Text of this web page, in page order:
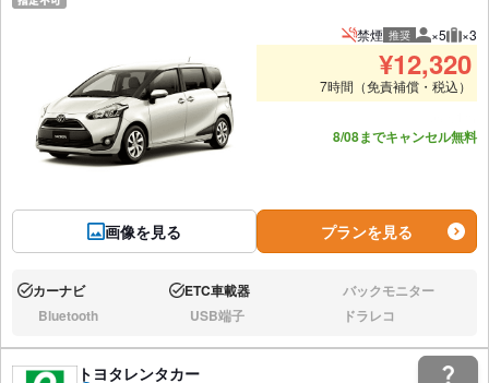
画像を見る
禁煙 推奨 推奨人数
×5 推
×3
¥12,320
7時間（免責補償・税込）
8/08までキャンセル無料
プランを見る
あり:カーナビ あり:ETC車載器 なし:バックモニター
なし:Bluetooth なし:USB端子 なし:ドラレコ
トヨタレンタカー